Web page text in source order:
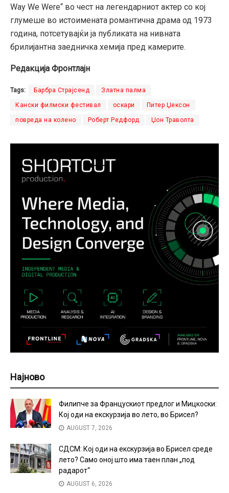
Way We Were“ во чест на легендарниот актер со кој
глумеше во истоимената романтична драма од 1973
година, потсетувајќи ја публиката на нивната
брилијантна заедничка хемија пред камерите.
Редакција Фронтлајн
Tags: Барбра Страјсенд Златна палма
Кански филмски фестивал оскари Питер Џексон
повреда на колено Роберт Редфорд Џон Траволта
Најново
Филипче за Францускиот предлог и Мицкоски:
Кој оди на екскурзија во лето, во Брисел?
AUGUST 7, 2026
СДСМ: Кој оди на екскурзија во Брисел среде
лето? Само оној што има таен план „под
радарот“
AUGUST 6, 2026